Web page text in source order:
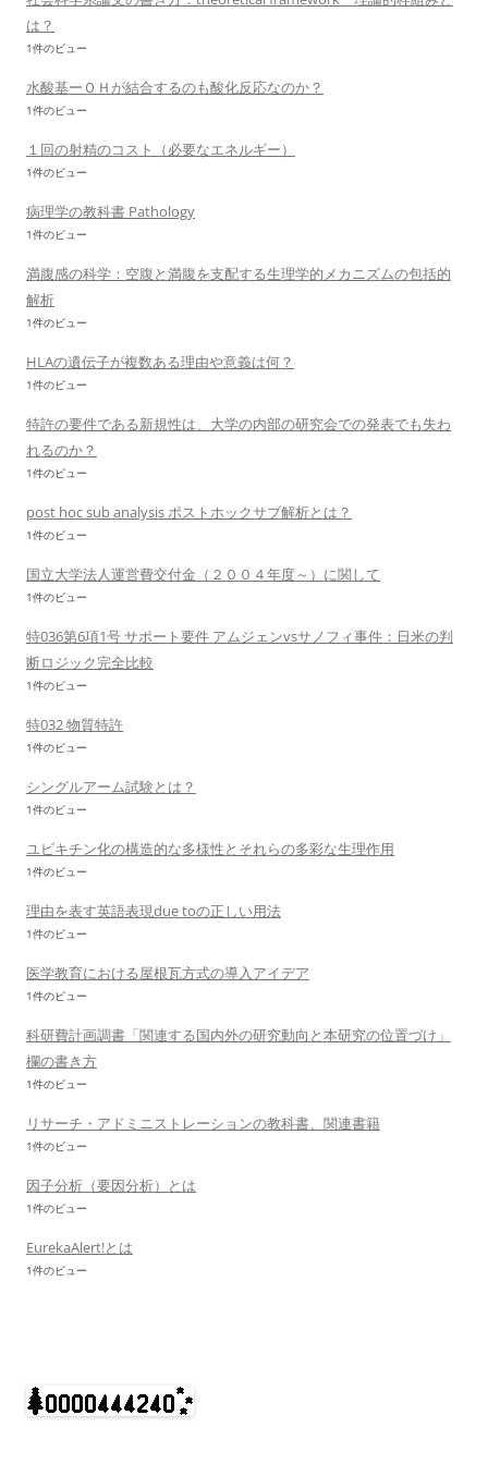
は？
1件のビュー
水酸基ーＯＨが結合するのも酸化反応なのか？
1件のビュー
１回の射精のコスト（必要なエネルギー）
1件のビュー
病理学の教科書 Pathology
1件のビュー
満腹感の科学：空腹と満腹を支配する生理学的メカニズムの包括的
解析
1件のビュー
HLAの遺伝子が複数ある理由や意義は何？
1件のビュー
特許の要件である新規性は、大学の内部の研究会での発表でも失わ
れるのか？
1件のビュー
post hoc sub analysis ポストホックサブ解析とは？
1件のビュー
国立大学法人運営費交付金（２００４年度～）に関して
1件のビュー
特036第6項1号 サポート要件 アムジェンvsサノフィ事件：日米の判
断ロジック完全比較
1件のビュー
特032 物質特許
1件のビュー
シングルアーム試験とは？
1件のビュー
ユビキチン化の構造的な多様性とそれらの多彩な生理作用
1件のビュー
理由を表す英語表現due toの正しい用法
1件のビュー
医学教育における屋根瓦方式の導入アイデア
1件のビュー
科研費計画調書「関連する国内外の研究動向と本研究の位置づけ」
欄の書き方
1件のビュー
リサーチ・アドミニストレーションの教科書、関連書籍
1件のビュー
因子分析（要因分析）とは
1件のビュー
EurekaAlert!とは
1件のビュー